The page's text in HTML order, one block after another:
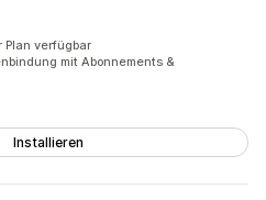
Plan verfügbar
mit Abonnements &
Installieren